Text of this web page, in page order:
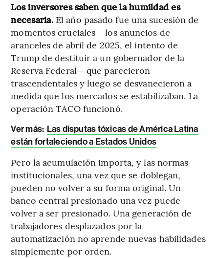
Los inversores saben que la humildad es
necesaria. El año pasado fue una sucesión de
momentos cruciales —los anuncios de
aranceles de abril de 2025, el intento de
Trump de destituir a un gobernador de la
Reserva Federal— que parecieron
trascendentales y luego se desvanecieron a
medida que los mercados se estabilizaban. La
operación TACO funcionó.
Ver más: Las disputas tóxicas de América Latina
están fortaleciendo a Estados Unidos
Pero la acumulación importa, y las normas
institucionales, una vez que se doblegan,
pueden no volver a su forma original. Un
banco central presionado una vez puede
volver a ser presionado. Una generación de
trabajadores desplazados por la
automatización no aprende nuevas habilidades
simplemente por orden.